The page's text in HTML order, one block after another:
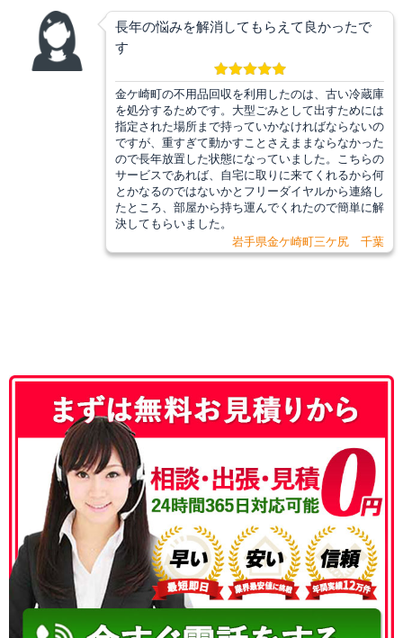
長年の悩みを解消してもらえて良かったで
す
金ケ崎町の不用品回収を利用したのは、古い冷蔵庫
を処分するためです。大型ごみとして出すためには
指定された場所まで持っていかなければならないの
ですが、重すぎて動かすことさえままならなかった
ので長年放置した状態になっていました。こちらの
サービスであれば、自宅に取りに来てくれるから何
とかなるのではないかとフリーダイヤルから連絡し
たところ、部屋から持ち運んでくれたので簡単に解
決してもらいました。
岩手県金ケ崎町三ケ尻 千葉
050-3186-4780